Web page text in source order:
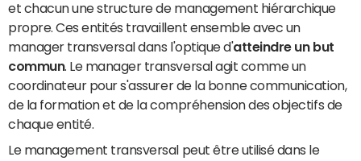
et chacun une structure de management hiérarchique
propre. Ces entités travaillent ensemble avec un
manager transversal dans l'optique d'atteindre un but
commun. Le manager transversal agit comme un
coordinateur pour s'assurer de la bonne communication,
de la formation et de la compréhension des objectifs de
chaque entité.
Le management transversal peut être utilisé dans le